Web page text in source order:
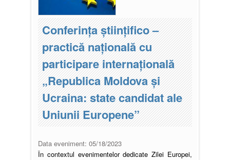
Conferința științifico –
practică națională cu
participare internațională
„Republica Moldova și
Ucraina: state candidat ale
Uniunii Europene”
Data eveniment: 05/18/2023
În contextul evenimentelor dedicate Zilei Europei,